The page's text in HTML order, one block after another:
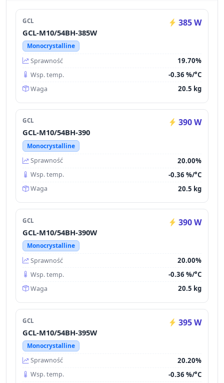
GCL 385 W
GCL-M10/54BH-385W
Monocrystalline
Sprawność
19.70%
Wsp. temp. -0.36 %/°C
Waga 20.5 kg
GCL 390 W
GCL-M10/54BH-390
Monocrystalline
Sprawność
20.00%
Wsp. temp. -0.36 %/°C
Waga 20.5 kg
GCL 390 W
GCL-M10/54BH-390W
Monocrystalline
Sprawność
20.00%
Wsp. temp. -0.36 %/°C
Waga 20.5 kg
GCL 395 W
GCL-M10/54BH-395W
Monocrystalline
Sprawność
20.20%
Wsp. temp. -0.36 %/°C